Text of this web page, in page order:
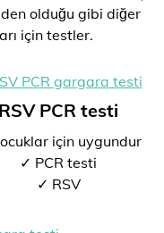
olduğu gibi diğer
için testler.
RSV PCR testi
için uygundur
✓ PCR testi
✓ RSV